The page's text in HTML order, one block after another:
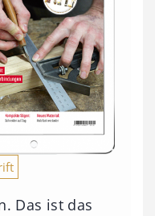
Das ist das